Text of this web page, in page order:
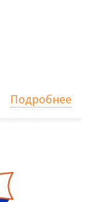
Подробнее